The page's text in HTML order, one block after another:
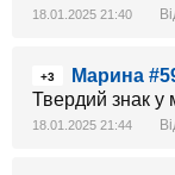
18.01.2025 21:40
+3
Марина
Твердий знак у
18.01.2025 21:44